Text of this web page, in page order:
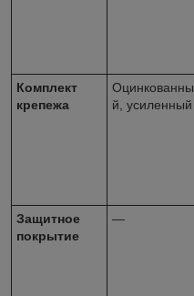
Комплект
крепежа
Оцинкованны
й, усиленный
Защитное
покрытие
—